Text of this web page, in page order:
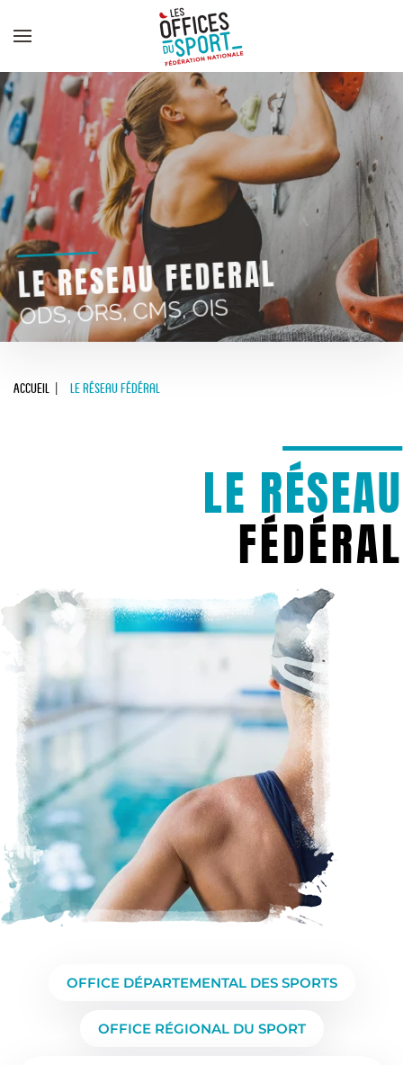
LE RESEAU FEDERAL
ODS, ORS, CMS, OIS
Accueil Le réseau fédéral
LE RÉSEAU
FÉDÉRAL
OFFICE DÉPARTEMENTAL DES SPORTS
OFFICE RÉGIONAL DU SPORT
Panneau de gestion des cookies